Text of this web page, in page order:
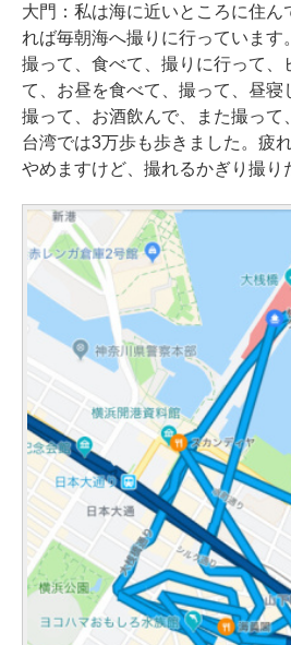
大門：私は海に近いところに住ん
れば毎朝海へ撮りに行っています
撮って、食べて、撮りに行って、
て、お昼を食べて、撮って、昼寝
撮って、お酒飲んで、また撮って
台湾では3万歩も歩きました。疲
やめますけど、撮れるかぎり撮り